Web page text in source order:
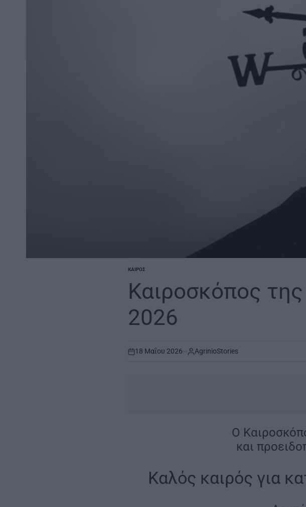
POSTED
ΚΑΙΡΌΣ
Καιροσκόπος
2026
on
18 Μαΐου 2026 AgrinioStories
O
και
Καλός καιρός για